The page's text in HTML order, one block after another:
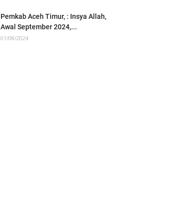
Pemkab Aceh Timur, : Insya Allah,
Awal September 2024,...
01/08/2024